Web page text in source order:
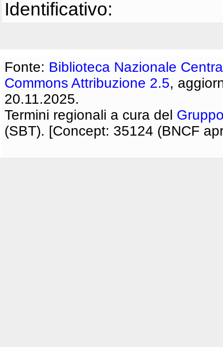
Identificativo:
Fonte: Biblioteca Nazionale
Commons Attribuzione 2.5,
20.11.2025.
Termini regionali a cura del
(SBT). [Concept: 35124 (BNCF